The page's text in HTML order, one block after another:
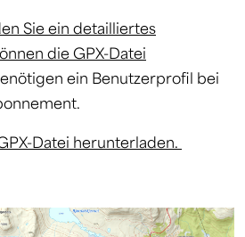
Sie ein detailliertes
die GPX-Datei
ein Benutzerprofil bei
Datei herunterladen.